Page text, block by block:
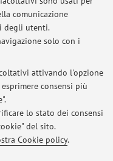
comunicazione
degli utenti.
solo con i
attivando l'opzione
consensi più
lo stato dei consensi
del sito.
Cookie policy.
avvisi.